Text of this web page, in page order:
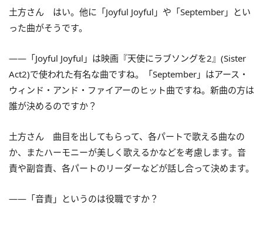
土方さん はい。他に「Joyful Joyful」や「September」とい
った曲がそうです。
――「Joyful Joyful」は映画『天使にラブソングを2』(Sister
Act2)で使われた有名な曲ですね。「September」はアース・
ウィンド・アンド・ファイアーのヒット曲ですね。新曲の方は
誰が決めるのですか？
土方さん 曲目を出してもらって、各パートで歌える曲なの
か、またハーモニーが美しく歌えるかなどを考慮します。音
責や副音責、各パートのリーダーなどが話し合って決めます。
――「音責」というのは役職ですか？